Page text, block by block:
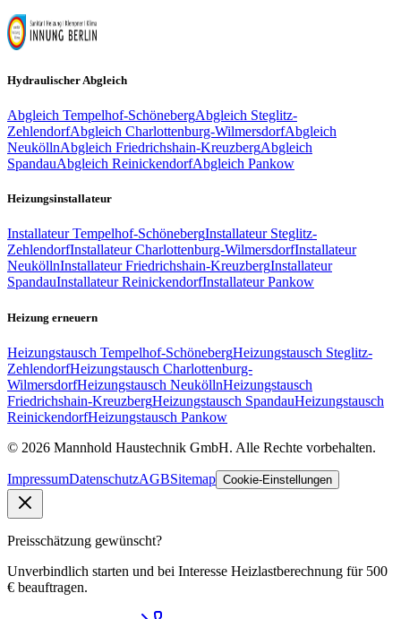
Hydraulischer Abgleich
Abgleich Tempelhof-SchönebergAbgleich Steglitz-
ZehlendorfAbgleich Charlottenburg-WilmersdorfAbgleich
NeuköllnAbgleich Friedrichshain-KreuzbergAbgleich
SpandauAbgleich ReinickendorfAbgleich Pankow
Heizungsinstallateur
Installateur Tempelhof-SchönebergInstallateur Steglitz-
ZehlendorfInstallateur Charlottenburg-WilmersdorfInstallateur
NeuköllnInstallateur Friedrichshain-KreuzbergInstallateur
SpandauInstallateur ReinickendorfInstallateur Pankow
Heizung erneuern
Heizungstausch Tempelhof-SchönebergHeizungstausch Steglitz-
ZehlendorfHeizungstausch Charlottenburg-
WilmersdorfHeizungstausch NeuköllnHeizungstausch
Friedrichshain-KreuzbergHeizungstausch SpandauHeizungstausch
ReinickendorfHeizungstausch Pankow
© 2026 Mannhold Haustechnik GmbH. Alle Rechte vorbehalten.
ImpressumDatenschutzAGBSitemap Cookie-Einstellungen
Preisschätzung gewünscht?
Unverbindlich starten und bei Interesse Heizlastberechnung für 500
€ beauftragen.